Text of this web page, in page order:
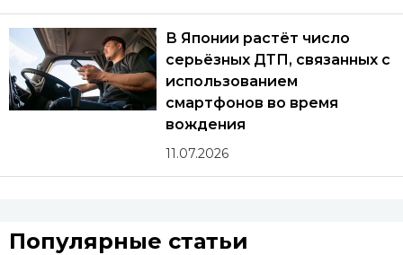
В Японии растёт число
серьёзных ДТП, связанных с
использованием
смартфонов во время
вождения
11.07.2026
Популярные статьи